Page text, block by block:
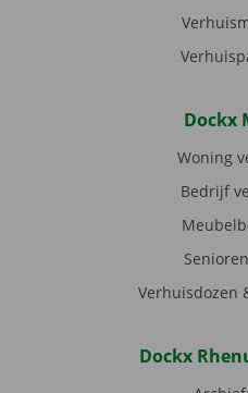
Dockx
Woning
Bedrijf
Verhuisdozen
Dockx